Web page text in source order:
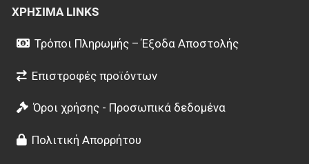
ΧΡΉΣΙΜΑ LINKS
Τρόποι Πληρωμής – Έξοδα Αποστολής
Επιστροφές προϊόντων
Όροι χρήσης - Προσωπικά δεδομένα
Πολιτική Απορρήτου